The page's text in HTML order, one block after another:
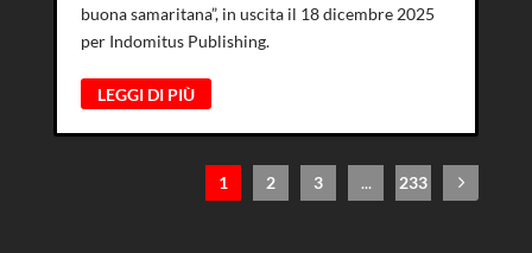
buona samaritana”, in uscita il 18 dicembre 2025
per Indomitus Publishing.
LEGGI DI PIÙ
1 2 3 ... 233